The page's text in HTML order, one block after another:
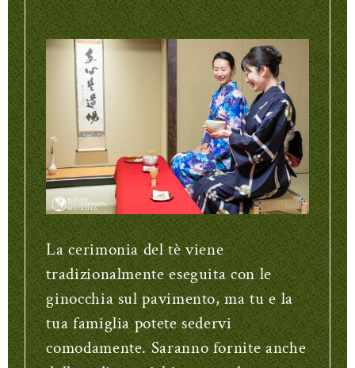
La cerimonia del tè viene
tradizionalmente eseguita con le
ginocchia sul pavimento, ma tu e la
tua famiglia potete sedervi
comodamente. Saranno fornite anche